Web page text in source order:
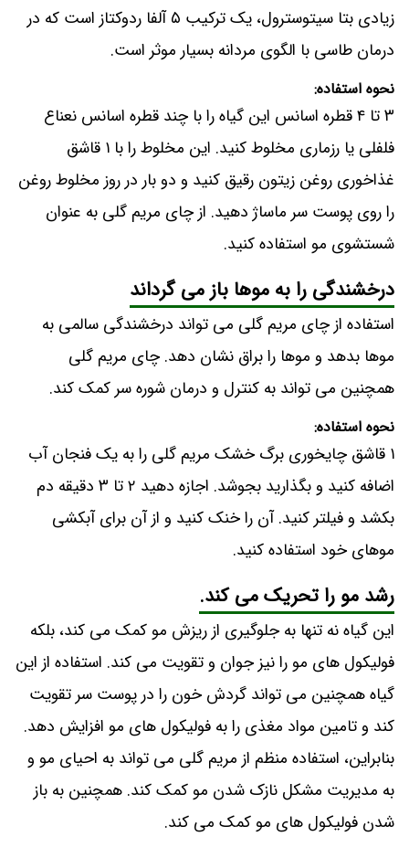
زیادی بتا سیتوسترول، یک ترکیب ۵ آلفا ردوکتاز است که در
درمان طاسی با الگوی مردانه بسیار موثر است.
نحوه استفاده:
۳ تا ۴ قطره اسانس این گیاه را با چند قطره اسانس نعناع
فلفلی یا رزماری مخلوط کنید. این مخلوط را با ۱ قاشق
غذاخوری روغن زیتون رقیق کنید و دو بار در روز مخلوط روغن
را روی پوست سر ماساژ دهید. از چای مریم گلی به عنوان
شستشوی مو استفاده کنید.
درخشندگی را به موها باز می گرداند
استفاده از چای مریم گلی می تواند درخشندگی سالمی به
موها بدهد و موها را براق نشان دهد. چای مریم گلی
همچنین می تواند به کنترل و درمان شوره سر کمک کند.
نحوه استفاده:
۱ قاشق چایخوری برگ خشک مریم گلی را به یک فنجان آب
اضافه کنید و بگذارید بجوشد. اجازه دهید ۲ تا ۳ دقیقه دم
بکشد و فیلتر کنید. آن را خنک کنید و از آن برای آبکشی
موهای خود استفاده کنید.
رشد مو را تحریک می کند.
این گیاه نه تنها به جلوگیری از ریزش مو کمک می کند، بلکه
فولیکول های مو را نیز جوان و تقویت می کند. استفاده از این
گیاه همچنین می تواند گردش خون را در پوست سر تقویت
کند و تامین مواد مغذی را به فولیکول های مو افزایش دهد.
بنابراین، استفاده منظم از مریم گلی می تواند به احیای مو و
به مدیریت مشکل نازک شدن مو کمک کند. همچنین به باز
شدن فولیکول های مو کمک می کند.